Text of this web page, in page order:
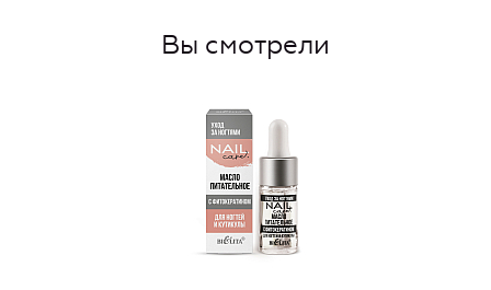
Вы смотрели